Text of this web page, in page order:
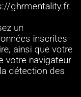
ghrmentality.fr.
un
inscrites
ainsi que votre
votre navigateur
détection des